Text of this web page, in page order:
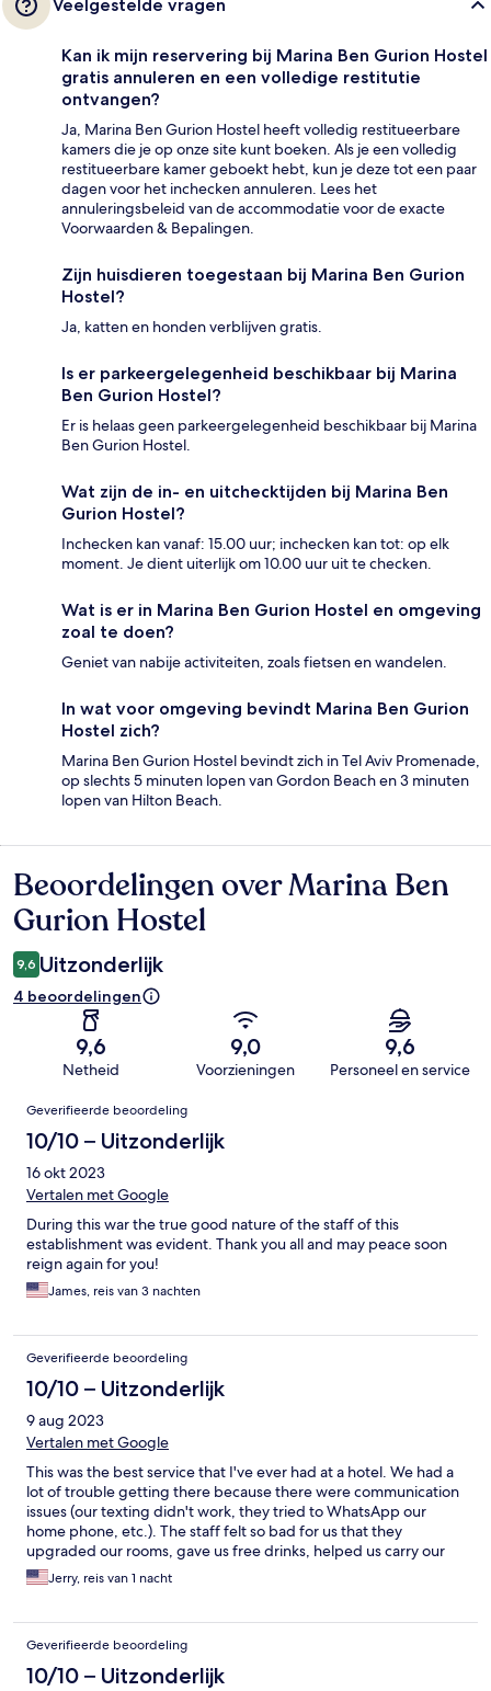
Veelgestelde vragen
Kan ik mijn reservering bij Marina Ben Gurion Hostel
gratis annuleren en een volledige restitutie
ontvangen?
Ja, Marina Ben Gurion Hostel heeft volledig restitueerbare
kamers die je op onze site kunt boeken. Als je een volledig
restitueerbare kamer geboekt hebt, kun je deze tot een paar
dagen voor het inchecken annuleren. Lees het
annuleringsbeleid van de accommodatie voor de exacte
Voorwaarden & Bepalingen.
Zijn huisdieren toegestaan bij Marina Ben Gurion
Hostel?
Ja, katten en honden verblijven gratis.
Is er parkeergelegenheid beschikbaar bij Marina
Ben Gurion Hostel?
Er is helaas geen parkeergelegenheid beschikbaar bij Marina
Ben Gurion Hostel.
Wat zijn de in- en uitchecktijden bij Marina Ben
Gurion Hostel?
Inchecken kan vanaf: 15.00 uur; inchecken kan tot: op elk
moment. Je dient uiterlijk om 10.00 uur uit te checken.
Wat is er in Marina Ben Gurion Hostel en omgeving
zoal te doen?
Geniet van nabije activiteiten, zoals fietsen en wandelen.
In wat voor omgeving bevindt Marina Ben Gurion
Hostel zich?
Marina Ben Gurion Hostel bevindt zich in Tel Aviv Promenade,
op slechts 5 minuten lopen van Gordon Beach en 3 minuten
lopen van Hilton Beach.
Beoordelingen
Beoordelingen over Marina Ben
Gurion Hostel
9,6 Uitzonderlijk
4 beoordelingen
9,6
Netheid
9,0
Voorzieningen
9,6
Personeel en service
Beoordelingen
Geverifieerde beoordeling
10/10 – Uitzonderlijk
16 okt 2023
Vertalen met Google
During this war the true good nature of the staff of this
establishment was evident. Thank you all and may peace soon
reign again for you!
James, reis van 3 nachten
Geverifieerde beoordeling
10/10 – Uitzonderlijk
9 aug 2023
Vertalen met Google
This was the best service that I've ever had at a hotel. We had a
lot of trouble getting there because there were communication
issues (our texting didn't work, they tried to WhatsApp our
home phone, etc.). The staff felt so bad for us that they
upgraded our rooms, gave us free drinks, helped us carry our
luggage, and extended the checkout. Even though the
communication issues weren't that much their fault, they were
view of the Mediterranean Sea, and the rooms were quiet and
clean. All of us really loved our stay.
Jerry, reis van 1 nacht
Geverifieerde beoordeling
10/10 – Uitzonderlijk